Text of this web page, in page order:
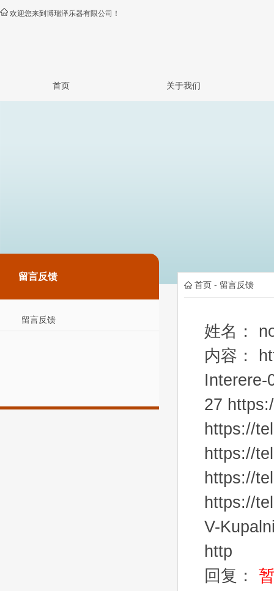
欢迎您来到博瑞泽乐器有限公司！
首页 关于我们
留言反馈
留言反馈
首页 - 留言反馈
姓名：
内容：
Interere-
27
https://
https://
https://
https://
V-
http
回复：